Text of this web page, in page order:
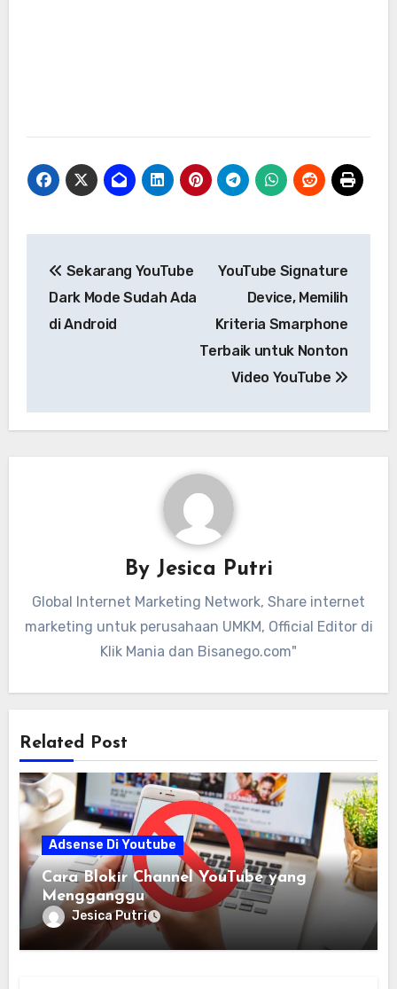
pos
Sekarang YouTube
Dark Mode Sudah Ada
di Android
YouTube Signature
Device, Memilih
Kriteria Smarphone
Terbaik untuk Nonton
Video YouTube
By Jesica Putri
Global Internet Marketing Network, Share internet
marketing untuk perusahaan UMKM, Official Editor di
Klik Mania dan Bisanego.com"
Related Post
Adsense Di Youtube
Cara Blokir Channel YouTube yang
Mengganggu
Jesica Putri